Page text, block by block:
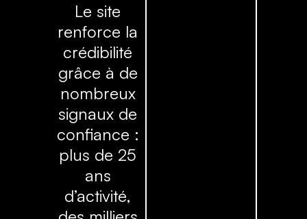
Le site
renforce la
crédibilité
grâce à de
nombreux
signaux de
confiance :
plus de 25
ans
d’activité,